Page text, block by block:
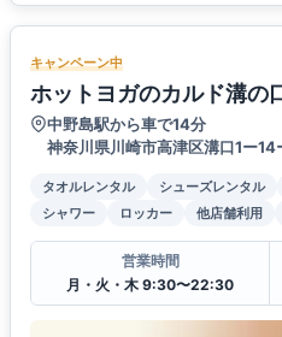
キャンペーン中
ホットヨガのカルド溝の
中野島駅から車で14分
神奈川県川崎市高津区溝口1ー14
タオルレンタル シューズレンタル
シャワー
ロッカー 他店舗利用
営業時間
月・火・木 9:30〜22:30